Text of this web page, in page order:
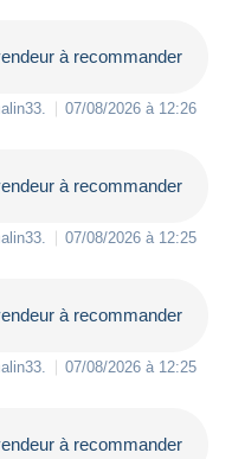
à recommander
07/08/2026 à 12:26
à recommander
07/08/2026 à 12:25
à recommander
07/08/2026 à 12:25
à recommander